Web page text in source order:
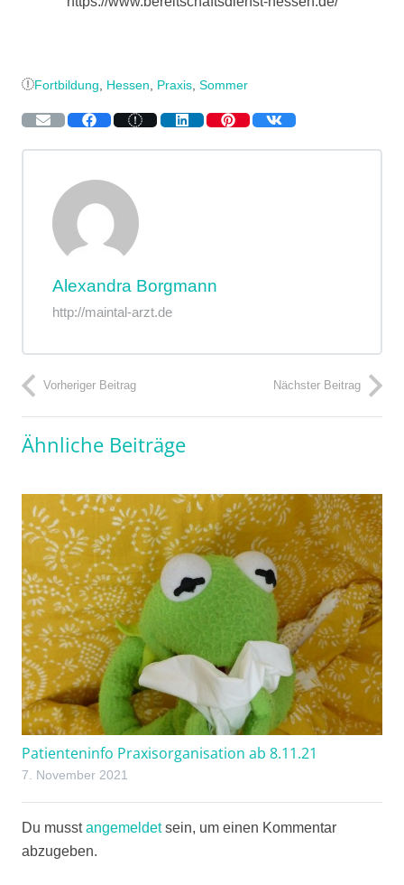
Fortbildung Hessen Praxis ,Sommer
Alexandra Borgmann
http://maintal-arzt.de
Vorheriger Beitrag Nächster Beitrag
Ähnliche Beiträge
Patienteninfo Praxisorganisation ab 8.11.21
7. November 2021
Du musstangemeldetsein, um einen Kommentar
abzugeben.